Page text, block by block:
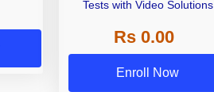
Tests with Video Solutions
Rs 0.00
Enroll Now